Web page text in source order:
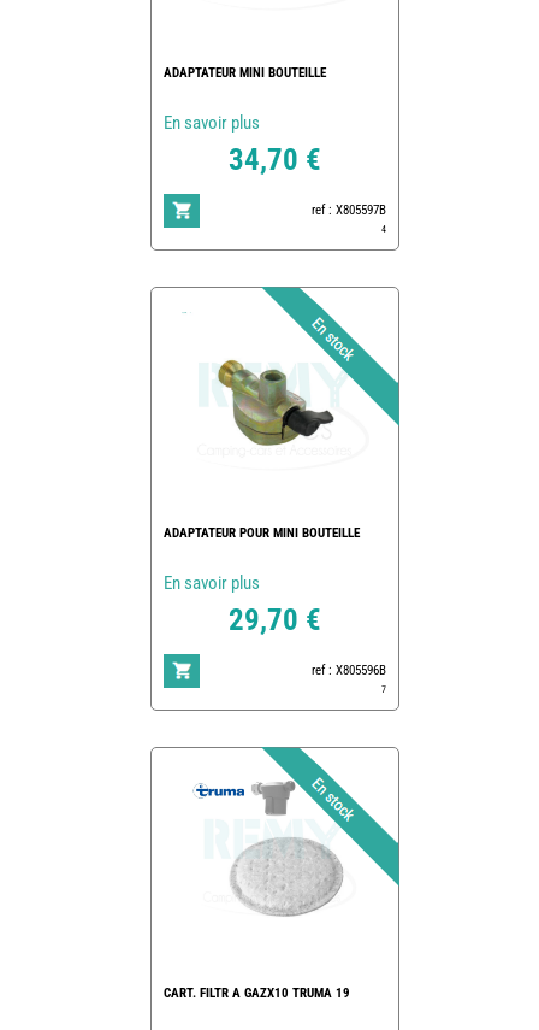
ADAPTATEUR MINI BOUTEILLE
En savoir plus
34,70 €
ref : X805597B
4
ADAPTATEUR POUR MINI BOUTEILLE
En savoir plus
29,70 €
ref : X805596B
7
CART. FILTR A GAZX10 TRUMA 19